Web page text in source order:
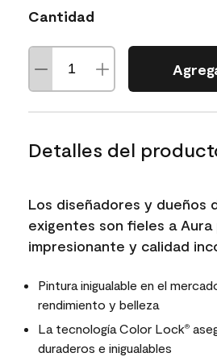
Cantidad
Detalles del
Los diseñadores y dueños
exigentes son fieles a
impresionante y calidad
Pintura inigualable en el
rendimiento y belleza
La tecnología Color Lock®
duraderos e inigualables